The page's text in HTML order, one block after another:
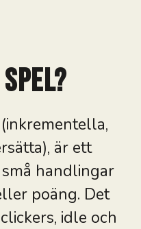
är ett
handlingar
poäng. Det
idle och